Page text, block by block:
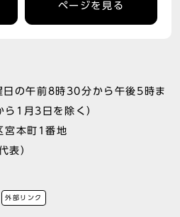
ページを見る
日の午前8時30分から午後5時ま
1月3日を除く）
本町1番地
表）
外部リンク